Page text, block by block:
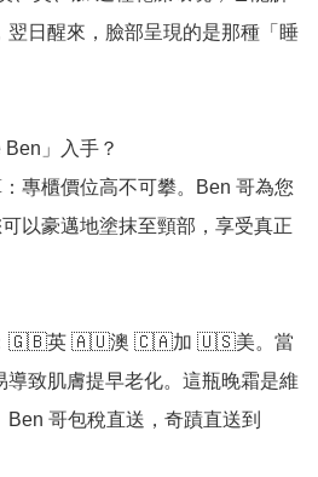
翌日醒來，臉部呈現的是那種「睡
」入手？
專櫃價位高不可攀。Ben 哥為您
以豪邁地塗抹至頸部，享受真正
：🇬🇧英 🇦🇺澳 🇨🇦加 🇺🇸美。當
致肌膚提早老化。這瓶晚霜是維
哥包稅直送，奇蹟直送到